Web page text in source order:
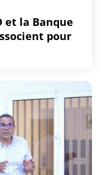
et la Banque
pour